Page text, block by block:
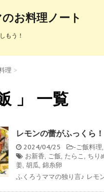
お料理ノート
もう！
理 >
」 一覧
レモンの蕾がふっくら
2024/04/25 -ご飯料理,
お新香, ご飯, たらこ , ちり
姜, 胡瓜, 錦糸卵
ふくろうママの独り言♪ レモ